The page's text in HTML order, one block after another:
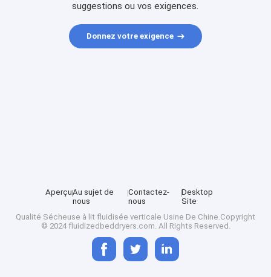
suggestions ou vos exigences.
Donnez votre exigence
AperçuAu sujet de
nous
Contactez-
nous
Desktop
Site
Qualité Sécheuse à lit fluidisée verticale Usine De Chine.Copyright
© 2024 fluidizedbeddryers.com. All Rights Reserved.